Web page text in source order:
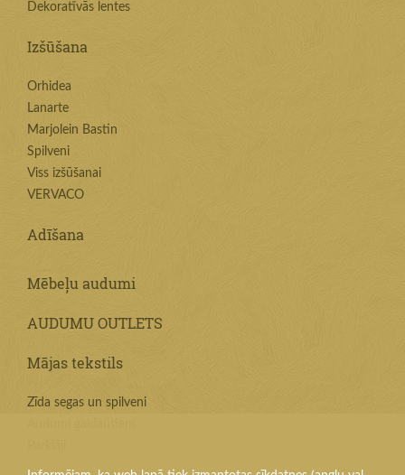
Dekoratīvās lentes
Izšūšana
Orhidea
Lanarte
Marjolein Bastin
Spilveni
Viss izšūšanai
VERVACO
Adīšana
Mēbeļu audumi
AUDUMU OUTLETS
Mājas tekstils
Zīda segas un spilveni